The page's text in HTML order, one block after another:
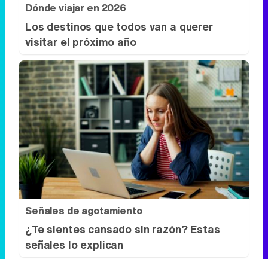
Dónde viajar en 2026
Los destinos que todos van a querer
visitar el próximo año
Señales de agotamiento
¿Te sientes cansado sin razón? Estas
señales lo explican